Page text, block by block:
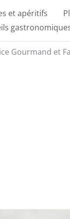
et apéritifs
Gourmand et